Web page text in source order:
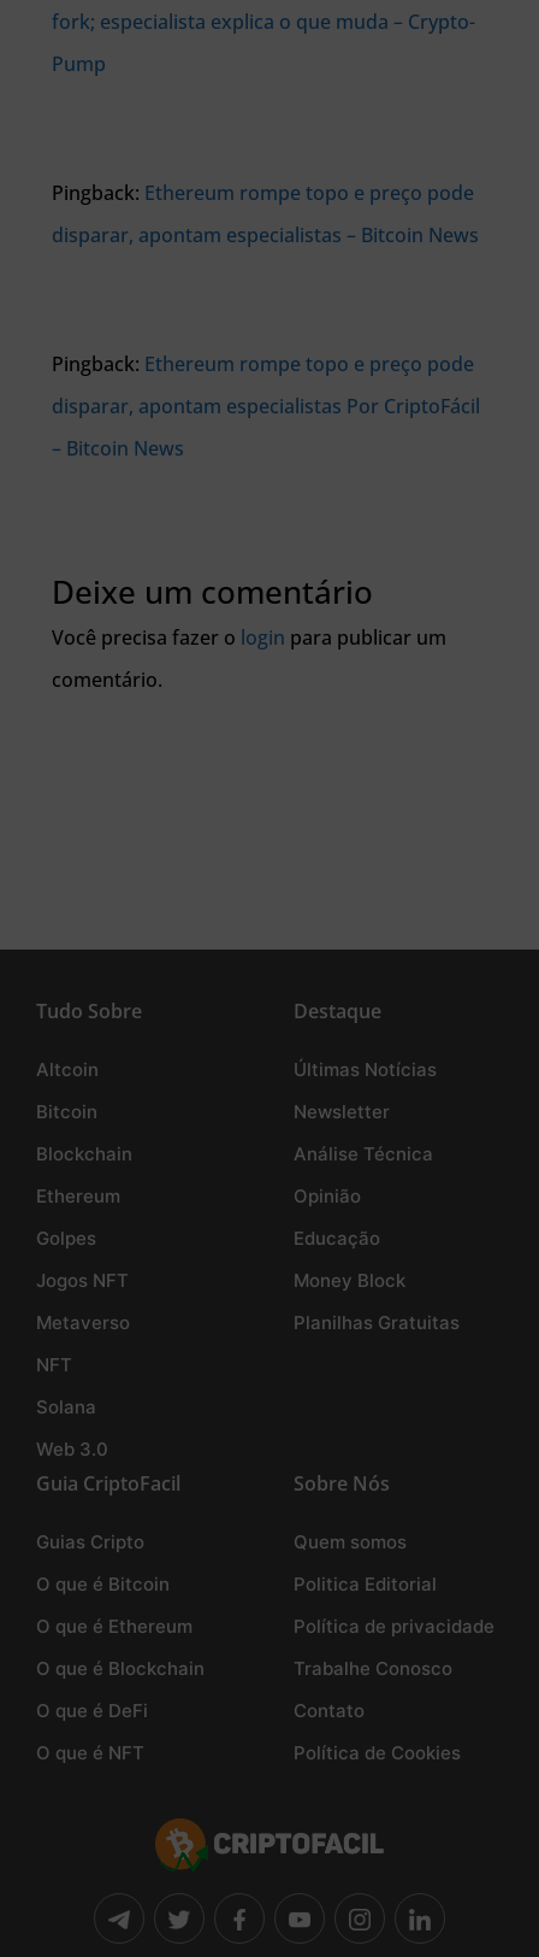
fork; especialista explica o que muda – Crypto-
Pump
Pingback: Ethereum rompe topo e preço pode
disparar, apontam especialistas – Bitcoin News
Pingback: Ethereum rompe topo e preço pode
disparar, apontam especialistas Por CriptoFácil
– Bitcoin News
Deixe um comentário
Você precisa fazer o login para publicar um
comentário.
Tudo Sobre
Altcoin
Bitcoin
Blockchain
Ethereum
Golpes
Jogos NFT
Metaverso
NFT
Solana
Web 3.0
Destaque
Últimas Notícias
Newsletter
Análise Técnica
Opinião
Educação
Money Block
Planilhas Gratuitas
Guia CriptoFacil
Guias Cripto
O que é Bitcoin
O que é Ethereum
O que é Blockchain
O que é DeFi
O que é NFT
Sobre Nós
Quem somos
Politica Editorial
Política de privacidade
Trabalhe Conosco
Contato
Política de Cookies